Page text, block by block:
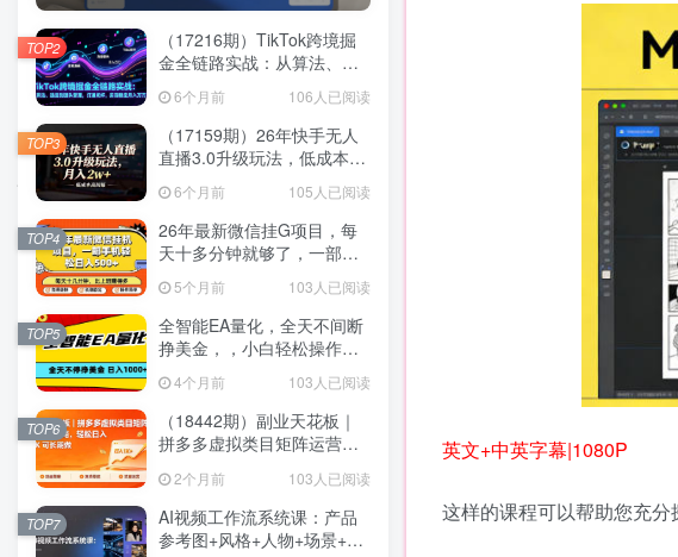
英文+中英字幕|1080P
这样的课程可以帮助您充分
（17216期）TikTok跨境掘
金全链路实战：从算法、选
品到团队管理，打通闭环，
实现稳定月入万刀
6个月前 106人已阅读
TOP2
（17159期）26年快手无人
直播3.0升级玩法，低成本高
回报，月入2w+
6个月前 105人已阅读
TOP3
26年最新微信挂G项目，每
天十多分钟就够了，一部手
机，轻松日入5张【揭秘】
5个月前 103人已阅读
TOP4
全智能EA量化，全天不间断
挣美金，，小白轻松操作，
日入1000+
4个月前 103人已阅读
TOP5
（18442期）副业天花板｜
拼多多虚拟类目矩阵运营全
做2个月前 103人已阅读
TOP6
AI视频工作流系统课：产品
参考图+风格+人物+场景+分
TOP7